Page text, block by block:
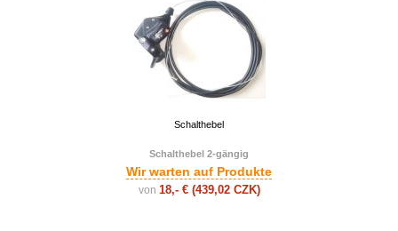
Schalthebel
Schalthebel 2-gängig
Wir warten auf Produkte
von 18,- € (439,02 CZK)